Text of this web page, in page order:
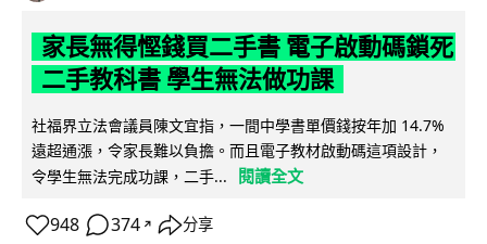
家長無得慳錢買二手書 電子啟動碼鎖死
二手教科書 學生無法做功課
社福界立法會議員陳文宜指，一間中學書單價錢按年加 14.7%
遠超通漲，令家長難以負擔。而且電子教材啟動碼這項設計，
令學生無法完成功課，二手...
閱讀全文
948 374 ↗ 分享